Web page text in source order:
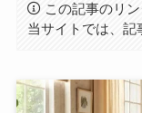
この記事のリ
当サイトでは、記